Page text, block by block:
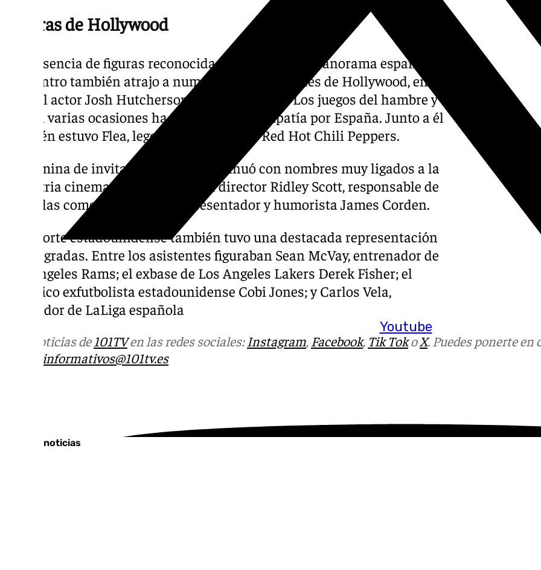
Youtube
Figuras de Hollywood
La presencia de figuras reconocidas no se limitó al panorama español. El
encuentro también atrajo a numerosas celebridades de Hollywood, entre
ellas el actor Josh Hutcherson, protagonista de Los juegos del hambre y
que en varias ocasiones ha expresado su simpatía por España. Junto a él
también estuvo Flea, legendario bajista de Red Hot Chili Peppers.
La nómina de invitados ilustres continuó con nombres muy ligados a la
industria cinematográfica, como el director Ridley Scott, responsable de
películas como Gladiator, y el presentador y humorista James Corden.
El deporte estadounidense también tuvo una destacada representación
en las gradas. Entre los asistentes figuraban Sean McVay, entrenador de
Los Angeles Rams; el exbase de Los Angeles Lakers Derek Fisher; el
histórico exfutbolista estadounidense Cobi Jones; y Carlos Vela,
exjugador de LaLiga española
Más noticias de101TVen las redes sociales:Instagram, Facebook, Tik TokoX. Puedes ponerte
informativos@101tv.es
Últimas noticias